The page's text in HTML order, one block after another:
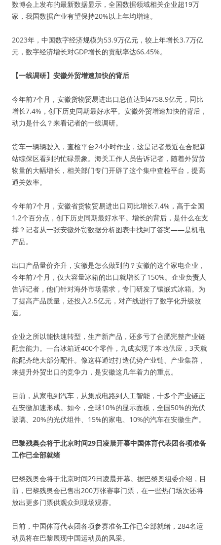
数博会上发布的最新数据显示，全国数据领域相关企业超19万
家，我国数据产业有望保持20%以上年均增速。
2023年，中国数字经济规模为53.9万亿元，较上年增长3.7万亿
元，数字经济增长对GDP增长的贡献率达66.45%。
【一线调研】安徽外贸增速加快的背后
今年前7个月，安徽货物贸易进出口总值达到4758.9亿元，同比
增长7.4%，创下历史同期最好水平。安徽外贸增速加快的背后，
动力是什么？来看记者的一线调研。
货车一辆辆驶入，查检平台24小时作业，这是记者最近在合肥新
站综保区看到的忙碌景象。海关工作人员告诉记者，随着外贸货
物量的大幅增长，相关部门专门开辟了这个集中查检平台，提高
通关效率。
今年前7个月，安徽省货物贸易进出口同比增长7.4%，高于全国
1.2个百分点，创下历史同期最好水平。增长的背后，是什么在支
撑？记者从一张安徽外贸数据分析图表中找到了答案——是机电
产品。
出口产品量价齐升，安徽是怎么做到的？安徽的这个家电企业，
今年前7个月，仅大容量冰箱的出口就增长了150%。企业负责人
告诉记者，他们针对海外市场需求，专门研发了镶嵌式冰箱。为
了提高产品质量，还投入2.5亿元，对产线进行了数字化升级改
造。
企业之所以能快速转型，生产新产品，还多亏了合肥完整产业链
配套能力。一台冰箱近400个零件，九成实现了本地供应，3天就
能配齐绝大部分配件。像这样通过打造优势产业链、产业集群，
来提升外贸出口的竞争力，是安徽这几年着力的重点。
目前，从家电到汽车，从集成电路到人工智能，十多个产业链正
在安徽加速形成。如今，全球10%的显示面板，全国50%的光伏
玻璃、20%的光伏组件、15%的家电、10%的汽车在安徽生产。
巴黎残奥会将于北京时间29日凌晨开幕中国体育代表团各项准备
工作已全部就绪
巴黎残奥会将于北京时间29日凌晨开幕。据巴黎奥组委介绍，目
前，巴黎残奥会已售出200万张赛事门票，在一些热门场次还将
放出更多门票供观众到现场观赛。
目前，中国体育代表团各项参赛准备工作已全部就绪，284名运
动员将在巴黎展现中国运动员的风采。